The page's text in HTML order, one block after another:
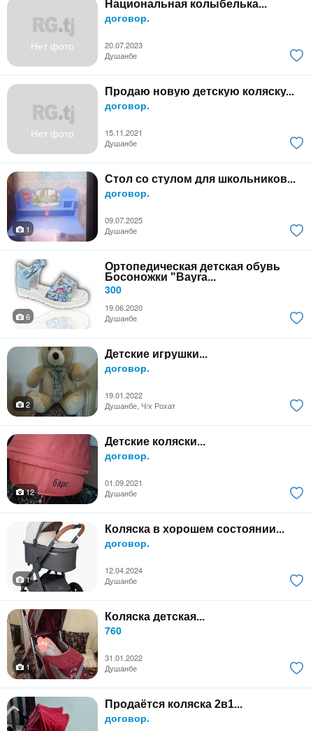
Нет фото
Национальная колыбелька...
договор.
20.07.2023
Душанбе
Нет фото
Продаю новую детскую коляску...
договор.
15.11.2021
Душанбе
Стол со стулом для школьников...
договор.
09.07.2025
1
Душанбе
Ортопедическая детская обувь
Босоножки "Bayra...
300
19.06.2020
6
Душанбе
Детские игрушки...
договор.
19.01.2022
2
Душанбе, Ч/х Рохат
Детские коляски...
договор.
01.09.2021
12
Душанбе
Коляска в хорошем состоянии...
договор.
12.04.2024
1
Душанбе
Коляска детская...
760
31.01.2022
1
Душанбе
Продаётся коляска 2в1...
договор.